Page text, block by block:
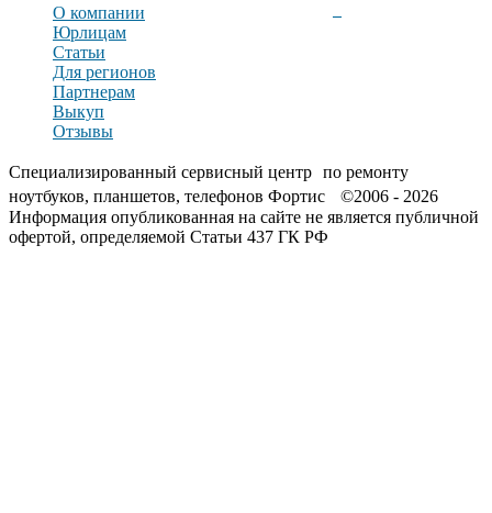
О компании
Юрлицам
Статьи
Для регионов
Партнерам
Выкуп
Отзывы
Специализированный сервисный центр по ремонту
ноутбуков, планшетов, телефонов Фортис ©2006 - 2026
Информация опубликованная на сайте не является публичной
офертой, определяемой Статьи 437 ГК РФ